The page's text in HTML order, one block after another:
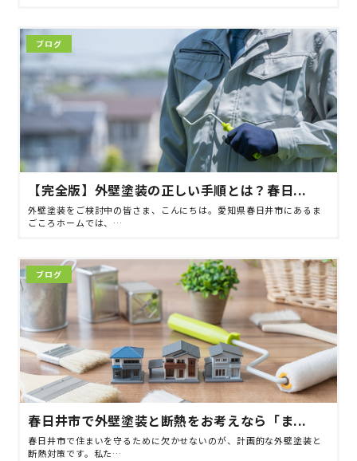
ブログ
【完全版】外壁塗装の正しい手順とは？春日...
外壁塗装をご検討中の皆さま、こんにちは。愛知県春日井市にあるま
ごころホームでは、…
ブログ
春日井市で外壁塗装と断熱をお考えなら「ま...
春日井市で住まいを守るために欠かせないのが、計画的な外壁塗装と
断熱対策です。私た…